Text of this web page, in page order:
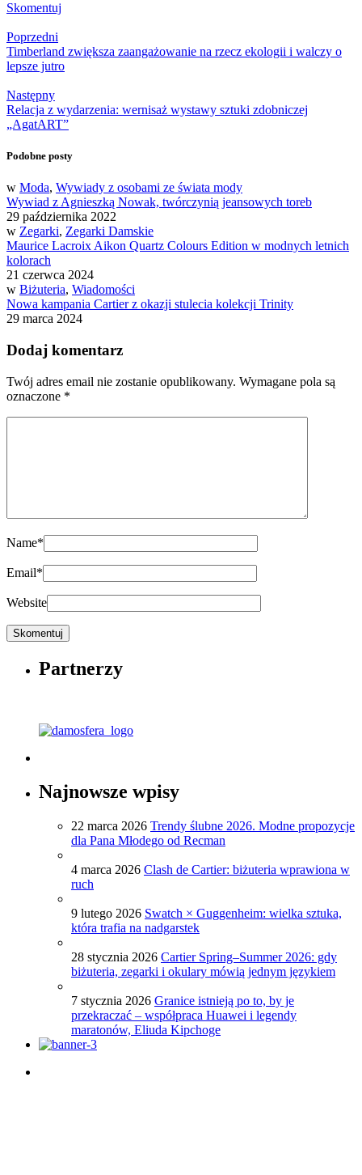
Skomentuj
Poprzedni
Timberland zwiększa zaangażowanie na rzecz ekologii i walczy o
lepsze jutro
Następny
Relacja z wydarzenia: wernisaż wystawy sztuki zdobniczej
„AgatART”
Podobne posty
w Moda, Wywiady z osobami ze świata mody
Wywiad z Agnieszką Nowak, twórczynią jeansowych toreb
29 października 2022
w Zegarki, Zegarki Damskie
Maurice Lacroix Aikon Quartz Colours Edition w modnych letnich
kolorach
21 czerwca 2024
w Biżuteria, Wiadomości
Nowa kampania Cartier z okazji stulecia kolekcji Trinity
29 marca 2024
Dodaj komentarz
Twój adres email nie zostanie opublikowany. Wymagane pola są
oznaczone *
Name*
Email*
Website
Partnerzy
Najnowsze wpisy
22 marca 2026 Trendy ślubne 2026. Modne propozycje
dla Pana Młodego od Recman
4 marca 2026 Clash de Cartier: biżuteria wprawiona w
ruch
9 lutego 2026 Swatch × Guggenheim: wielka sztuka,
która trafia na nadgarstek
28 stycznia 2026 Cartier Spring–Summer 2026: gdy
biżuteria, zegarki i okulary mówią jednym językiem
7 stycznia 2026 Granice istnieją po to, by je
przekraczać – współpraca Huawei i legendy
maratonów, Eliuda Kipchoge